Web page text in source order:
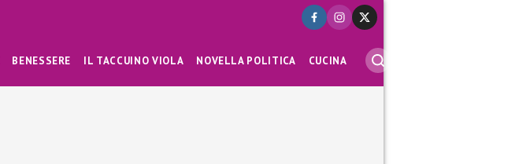
BENESSERE IL TACCUINO VIOLA NOVELLA POLITICA CUCINA